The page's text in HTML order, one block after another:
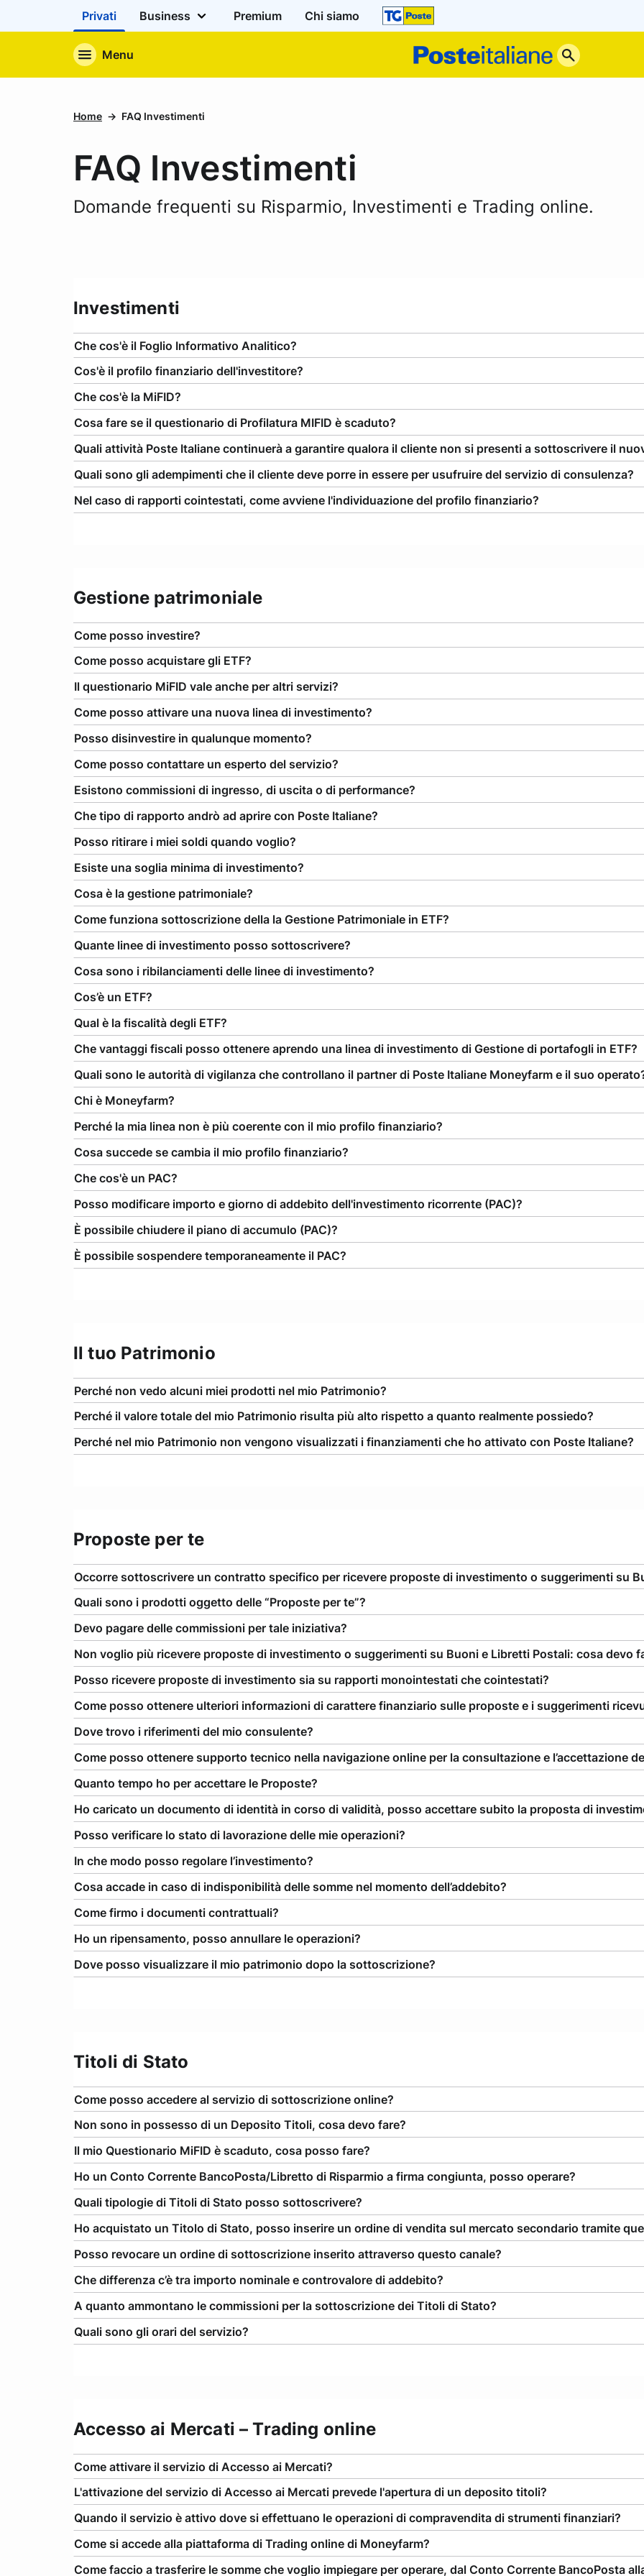
Privati Business Premium Chi siamo
Menu
Poste
Italiane
Home FAQ Investimenti
FAQ Investimenti
Domande frequenti su Risparmio, Investimenti e Trading online.
Investimenti
Che cos'è il Foglio Informativo Analitico?
Cos'è il profilo finanziario dell'investitore?
Che cos'è la MiFID?
Cosa fare se il questionario di Profilatura MIFID è scaduto?
Quali attività Poste Italiane continuerà a garantire qualora il cliente non si presenti a sottoscrivere il
Quali sono gli adempimenti che il cliente deve porre in essere per usufruire del servizio di consulenza?
Nel caso di rapporti cointestati, come avviene l'individuazione del profilo finanziario?
Gestione patrimoniale
Come posso investire?
Come posso acquistare gli ETF?
Il questionario MiFID vale anche per altri servizi?
Come posso attivare una nuova linea di investimento?
Posso disinvestire in qualunque momento?
Come posso contattare un esperto del servizio?
Esistono commissioni di ingresso, di uscita o di performance?
Che tipo di rapporto andrò ad aprire con Poste Italiane?
Posso ritirare i miei soldi quando voglio?
Esiste una soglia minima di investimento?
Cosa è la gestione patrimoniale?
Come funziona sottoscrizione della la Gestione Patrimoniale in ETF?
Quante linee di investimento posso sottoscrivere?
Cosa sono i ribilanciamenti delle linee di investimento?
Cos’è un ETF?
Qual è la fiscalità degli ETF?
Che vantaggi fiscali posso ottenere aprendo una linea di investimento di Gestione di portafogli in ETF?
Quali sono le autorità di vigilanza che controllano il partner di Poste Italiane Moneyfarm e il suo
Chi è Moneyfarm?
Perché la mia linea non è più coerente con il mio profilo finanziario?
Cosa succede se cambia il mio profilo finanziario?
Che cos'è un PAC?
Posso modificare importo e giorno di addebito dell'investimento ricorrente (PAC)?
È possibile chiudere il piano di accumulo (PAC)?
È possibile sospendere temporaneamente il PAC?
Il tuo Patrimonio
Perché non vedo alcuni miei prodotti nel mio Patrimonio?
Perché il valore totale del mio Patrimonio risulta più alto rispetto a quanto realmente possiedo?
Perché nel mio Patrimonio non vengono visualizzati i finanziamenti che ho attivato con Poste Italiane?
Proposte per te
Occorre sottoscrivere un contratto specifico per ricevere proposte di investimento o suggerimenti su
Quali sono i prodotti oggetto delle “Proposte per te”?
Devo pagare delle commissioni per tale iniziativa?
Non voglio più ricevere proposte di investimento o suggerimenti su Buoni e Libretti Postali: cosa devo
Posso ricevere proposte di investimento sia su rapporti monointestati che cointestati?
Come posso ottenere ulteriori informazioni di carattere finanziario sulle proposte e i suggerimenti
Dove trovo i riferimenti del mio consulente?
Come posso ottenere supporto tecnico nella navigazione online per la consultazione e l’accettazione
Quanto tempo ho per accettare le Proposte?
Ho caricato un documento di identità in corso di validità, posso accettare subito la proposta di
Posso verificare lo stato di lavorazione delle mie operazioni?
In che modo posso regolare l’investimento?
Cosa accade in caso di indisponibilità delle somme nel momento dell’addebito?
Come firmo i documenti contrattuali?
Ho un ripensamento, posso annullare le operazioni?
Dove posso visualizzare il mio patrimonio dopo la sottoscrizione?
Titoli di Stato
Come posso accedere al servizio di sottoscrizione online?
Non sono in possesso di un Deposito Titoli, cosa devo fare?
Il mio Questionario MiFID è scaduto, cosa posso fare?
Ho un Conto Corrente BancoPosta/Libretto di Risparmio a firma congiunta, posso operare?
Quali tipologie di Titoli di Stato posso sottoscrivere?
Ho acquistato un Titolo di Stato, posso inserire un ordine di vendita sul mercato secondario tramite
Posso revocare un ordine di sottoscrizione inserito attraverso questo canale?
Che differenza c’è tra importo nominale e controvalore di addebito?
A quanto ammontano le commissioni per la sottoscrizione dei Titoli di Stato?
Quali sono gli orari del servizio?
Accesso ai Mercati – Trading online
Come attivare il servizio di Accesso ai Mercati?
L'attivazione del servizio di Accesso ai Mercati prevede l'apertura di un deposito titoli?
Quando il servizio è attivo dove si effettuano le operazioni di compravendita di strumenti finanziari?
Come si accede alla piattaforma di Trading online di Moneyfarm?
Come faccio a trasferire le somme che voglio impiegare per operare, dal Conto Corrente BancoPosta